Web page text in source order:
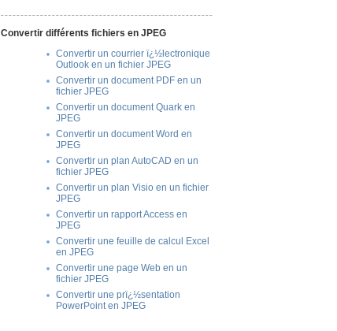
Convertir différents fichiers en JPEG
Convertir un courrier ï¿½lectronique
Outlook en un fichier JPEG
Convertir un document PDF en un
fichier JPEG
Convertir un document Quark en
JPEG
Convertir un document Word en
JPEG
Convertir un plan AutoCAD en un
fichier JPEG
Convertir un plan Visio en un fichier
JPEG
Convertir un rapport Access en
JPEG
Convertir une feuille de calcul Excel
en JPEG
Convertir une page Web en un
fichier JPEG
Convertir une prï¿½sentation
PowerPoint en JPEG